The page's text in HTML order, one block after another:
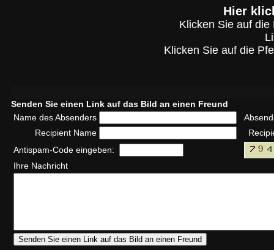
Hier
Klicken Sie auf
Klicken Sie auf die
Senden Sie einen Link auf das Bild an einen Freund
Name des Absenders
Recipient Name
Antispam-Code eingeben:
Ihre Nachricht